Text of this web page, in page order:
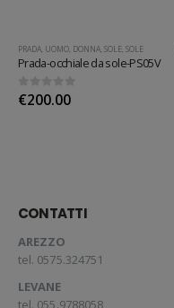
PRADA, UOMO DONNA, SOLE SOLE
Prada-occhiale da sole-PS05V
0out of 5
€200.00
CONTATTI
AREZZO
tel. 0575.324751
LEVANE
tel. 055.9788058